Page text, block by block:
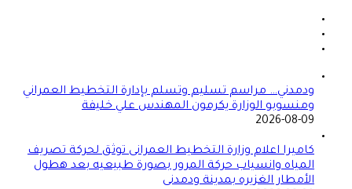
ودمدني… مراسم تسليم وتسلم بإدارة التخطيط العمراني
ومنسوبو الوزارة يكرمون المهندس علي خليفة
2026-08-09
كاميرا اعلام وزارة التخطيط العمرانى توثق لحركة تصريف
المياه وانسياب حركة المرور بصورة طبيعيه بعد هطول
الأمطار الغزيره بمدينة ودمدنى